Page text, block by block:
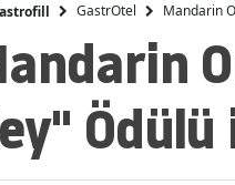
GastrOtel Mandarin